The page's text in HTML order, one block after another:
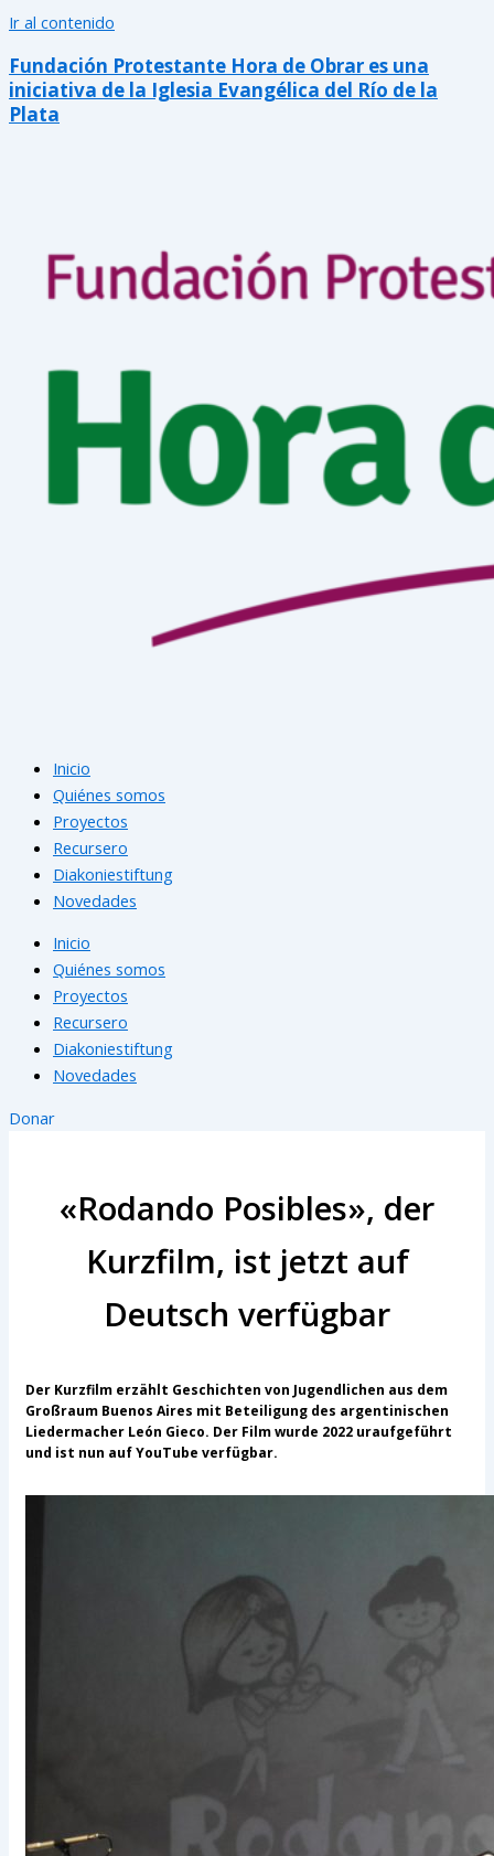
Ir al contenido
Fundación Protestante Hora de Obrar es una
iniciativa de la Iglesia Evangélica del Río de la
Plata
Inicio
Quiénes somos
Proyectos
Recursero
Diakoniestiftung
Novedades
Inicio
Quiénes somos
Proyectos
Recursero
Diakoniestiftung
Novedades
Donar
«Rodando Posibles», der
Kurzfilm, ist jetzt auf
Deutsch verfügbar
Der Kurzfilm erzählt Geschichten von Jugendlichen aus dem
Großraum Buenos Aires mit Beteiligung des argentinischen
Liedermacher León Gieco. Der Film wurde 2022 uraufgeführt
und ist nun auf YouTube verfügbar.